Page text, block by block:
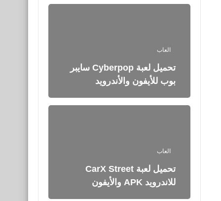
العاب
تحميل لعبة Cyberpop سايبر
بوب للأيفون والأندرويد
العاب
تحميل لعبة CarX Street
للاندرويد APK والأيفون